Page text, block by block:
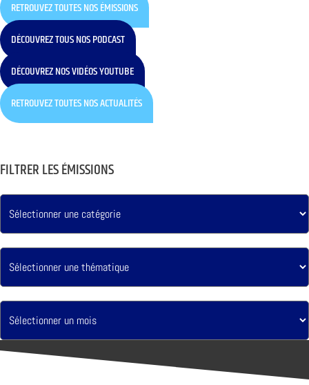
RETROUVEZ TOUTES NOS ÉMISSIONS
DÉCOUVREZ TOUS NOS PODCAST
DÉCOUVREZ NOS VIDÉOS YOUTUBE
RETROUVEZ TOUTES NOS ACTUALITÉS
FILTRER LES ÉMISSIONS